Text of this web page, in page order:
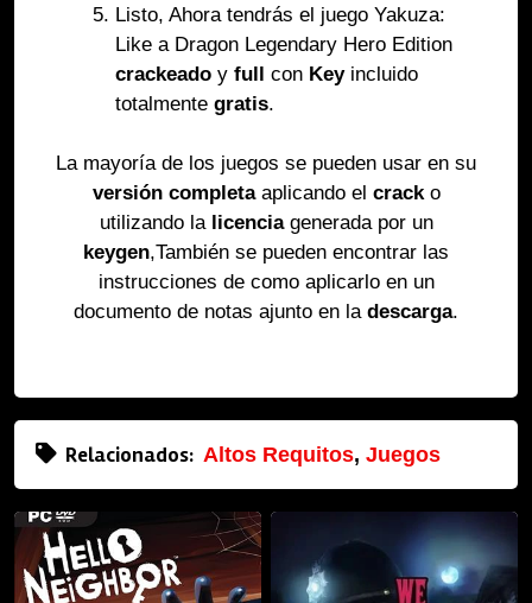
Listo, Ahora tendrás el juego Yakuza:
Like a Dragon Legendary Hero Edition
crackeado y full con Keyincluido
totalmente gratis.
La mayoría de los juegos se pueden usar en su
versión completaaplicando el cracko
utilizando la licenciagenerada por un
keygen,También se pueden encontrar las
instrucciones de como aplicarlo en un
documento de notas ajunto en la descarga.
Relacionados: Altos Requitos, Juegos